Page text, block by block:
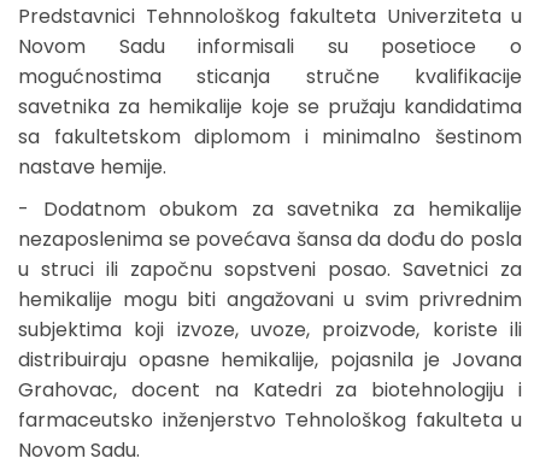
Predstavnici Tehnnološkog fakulteta Univerziteta u
Novom Sadu informisali su posetioce o
mogućnostima sticanja stručne kvalifikacije
savetnika za hemikalije koje se pružaju kandidatima
sa fakultetskom diplomom i minimalno šestinom
nastave hemije.
- Dodatnom obukom za savetnika za hemikalije
nezaposlenima se povećava šansa da dođu do posla
u struci ili započnu sopstveni posao. Savetnici za
hemikalije mogu biti angažovani u svim privrednim
subjektima koji izvoze, uvoze, proizvode, koriste ili
distribuiraju opasne hemikalije, pojasnila je Jovana
Grahovac, docent na Katedri za biotehnologiju i
farmaceutsko inženjerstvo Tehnološkog fakulteta u
Novom Sadu.